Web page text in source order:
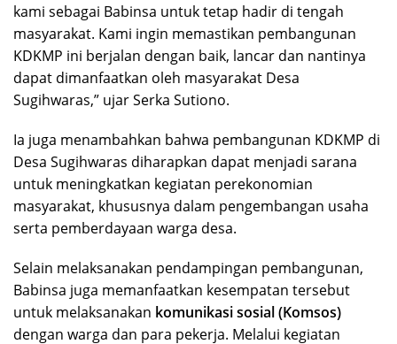
kami sebagai Babinsa untuk tetap hadir di tengah
masyarakat. Kami ingin memastikan pembangunan
KDKMP ini berjalan dengan baik, lancar dan nantinya
dapat dimanfaatkan oleh masyarakat Desa
Sugihwaras,” ujar Serka Sutiono.
Ia juga menambahkan bahwa pembangunan KDKMP di
Desa Sugihwaras diharapkan dapat menjadi sarana
untuk meningkatkan kegiatan perekonomian
masyarakat, khususnya dalam pengembangan usaha
serta pemberdayaan warga desa.
Selain melaksanakan pendampingan pembangunan,
Babinsa juga memanfaatkan kesempatan tersebut
untuk melaksanakan komunikasi sosial (Komsos)
dengan warga dan para pekerja. Melalui kegiatan